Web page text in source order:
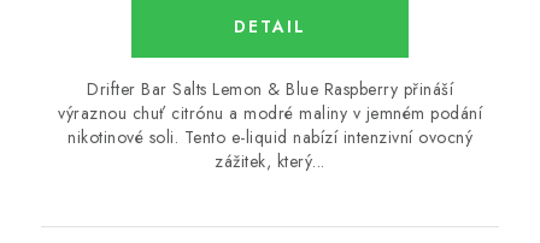
Drifter Bar Salts Lemon & Blue Raspberry přináší
výraznou chuť citrónu a modré maliny v jemném podání
nikotinové soli. Tento e-liquid nabízí intenzivní ovocný
zážitek, který...